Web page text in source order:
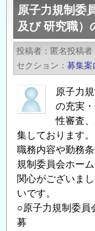
原子力規制委
及び 研究職）
投稿者 匿名投稿者
セクション
募集案
原子力
の充実
性審査
集しております。
職務内容や勤務
規制委員会ホー
関心がございま
いです。
○原子力規制委員
募